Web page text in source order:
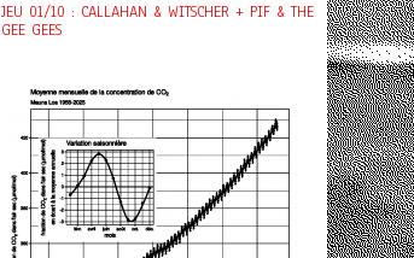
JEU 01/10 : CALLAHAN & WITSCHER + PIF & THE
GEE GEES